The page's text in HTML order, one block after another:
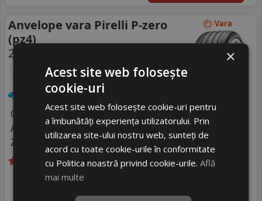
Vara
Anvelope vara Pirelli P-zero
(pz4)
225/40 R20 94Y
*
România
Turisme
Consum
Aderenta
Zgomot
Livrare gratuită *
RON
×
Acest site web folosește
cookie-uri
Acest site web folosește cookie-uri pentru
a îmbunătăți experiența utilizatorului. Prin
utilizarea site-ului nostru web, sunteți de
acord cu toate cookie-urile în conformitate
cu Politica noastră privind cookie-urile.Află
mai multe